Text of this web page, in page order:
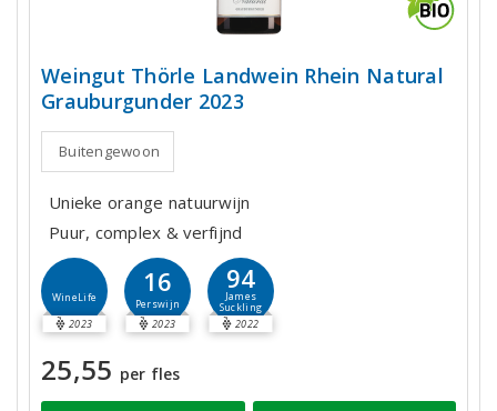
Weingut Thörle Landwein Rhein Natural
Grauburgunder 2023
Buitengewoon
Unieke orange natuurwijn
Puur, complex & verfijnd
WineLife
2023
16
Perswijn
2023
94
James
Suckling
2022
25,55 per fles